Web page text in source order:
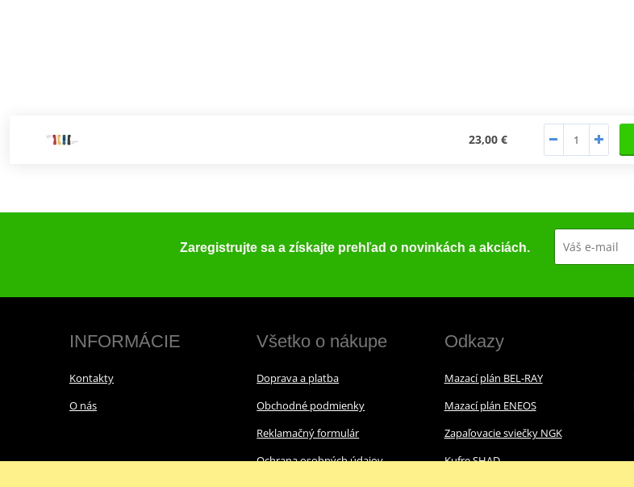
23,00 €
Zaregistrujte sa a získajte prehľad o novinkách a akciách.
INFORMÁCIE
Kontakty
O nás
Všetko o nákupe
Doprava a platba
Obchodné podmienky
Reklamačný formulár
Ochrana osobných údajov
Odkazy
Mazací plán BEL-RAY
Mazací plán ENEOS
Zapaľovacie sviečky NGK
Kufre SHAD